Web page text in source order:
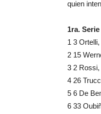
quien
1ra.
1 3
2 15
3 2
4 26
5 6 De
6 33